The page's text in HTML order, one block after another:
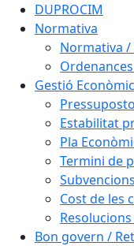
DUPROCIM
Normativa
Normativa /
Gestió
Estabilitat
Pla
Termini de
Subvencions
Cost de les
Bon govern /